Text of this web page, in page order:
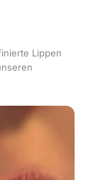
Lippen